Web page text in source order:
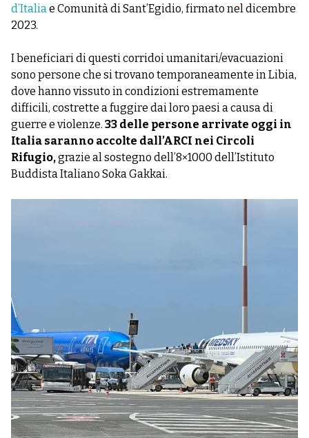
d’Italiae Comunità di Sant’Egidio, firmato nel dicembre
2023.
I beneficiari di questi corridoi umanitari/evacuazioni
sono persone che si trovano temporaneamente in Libia,
dove hanno vissuto in condizioni estremamente
difficili, costrette a fuggire dai loro paesi a causa di
guerre e violenze. 33 delle persone arrivate oggi in
Italia saranno accolte dall’ARCI nei Circoli
Rifugio,grazie al sostegno dell’8×1000 dell’Istituto
Buddista Italiano Soka Gakkai.